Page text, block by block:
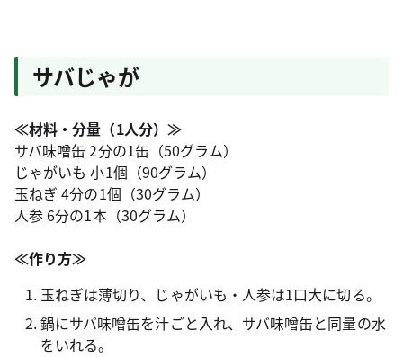
サバじゃが
≪材料・分量（1人分）≫
サバ味噌缶 2分の1缶（50グラム）
じゃがいも 小1個（90グラム）
玉ねぎ 4分の1個（30グラム）
人参 6分の1本（30グラム）
≪作り方≫
玉ねぎは薄切り、じゃがいも・人参は1口大に切る。
鍋にサバ味噌缶を汁ごと入れ、サバ味噌缶と同量の水
をいれる。